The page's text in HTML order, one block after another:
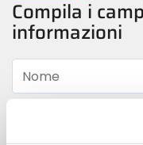
Compila i
informazioni
Nome